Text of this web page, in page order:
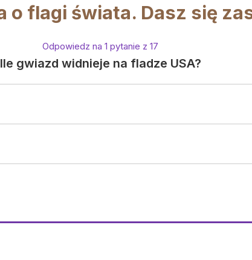
o flagi świata. Dasz się
Odpowiedz na 1 pytanie z 17
Ile gwiazd widnieje na fladze USA?